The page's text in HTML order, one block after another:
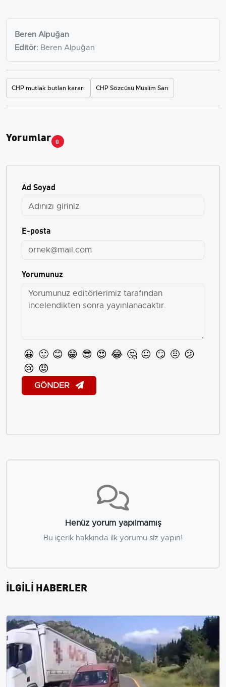
Beren Alpuğan
Editör: Beren Alpuğan
CHP mutlak butlan kararı CHP Sözcüsü Müslim Sarı
Yorumlar 0
Ad Soyad
E-posta
Yorumunuz
😀 🙂 😊 😁 😎 😍 😂 🤔 😐 😏 🤨 😕
😢 😡
GÖNDER
Henüz yorum yapılmamış
Bu içerik hakkında ilk yorumu siz yapın!
İLGİLİ HABERLER